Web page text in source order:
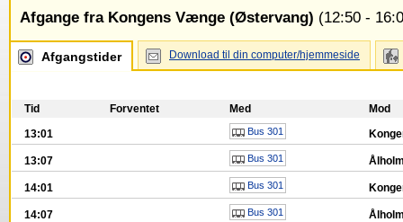
Afgange fra Kongens Vænge (Østervang) (12:50 -
Afgangstider Download til din computer/hjemmeside
Tid Forventet Med
Mod
13:01
Bus 301
13:07 Bus 301
14:01 Bus 301
14:07 Bus 301